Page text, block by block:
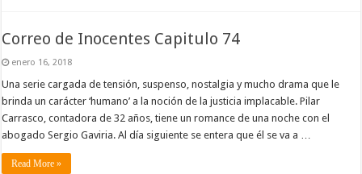
Correo de Inocentes Capitulo 74
enero 16, 2018
Una serie cargada de tensión, suspenso, nostalgia y mucho drama que le
brinda un carácter ‘humano’ a la noción de la justicia implacable. Pilar
Carrasco, contadora de 32 años, tiene un romance de una noche con el
abogado Sergio Gaviria. Al día siguiente se entera que él se va a …
Read More »